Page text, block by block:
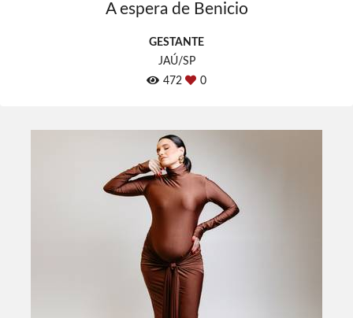
A espera de Benicio
GESTANTE
JAÚ/SP
472
0